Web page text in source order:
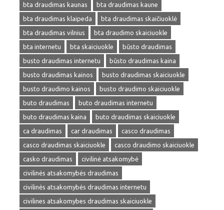
bta draudimas kaunas
bta draudimas kaune
bta draudimas klaipeda
bta draudimas skaičiuoklė
bta draudimas vilnius
bta draudimo skaiciuokle
bta internetu
bta skaiciuokle
būsto draudimas
busto draudimas internetu
būsto draudimas kaina
busto draudimas kainos
busto draudimas skaiciuokle
busto draudimo kainos
busto draudimo skaiciuokle
buto draudimas
buto draudimas internetu
buto draudimas kaina
buto draudimas skaiciuokle
ca draudimas
car draudimas
casco draudimas
casco draudimas skaiciuokle
casco draudimo skaiciuokle
casko draudimas
civilinė atsakomybė
civilinės atsakomybės draudimas
civilinės atsakomybės draudimas internetu
civilines atsakomybes draudimas skaiciuokle